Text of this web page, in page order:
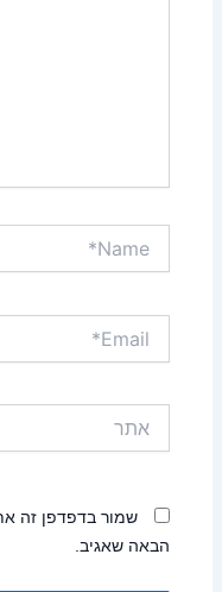
שמור בדפדפן זה
הבאה שאגיב.